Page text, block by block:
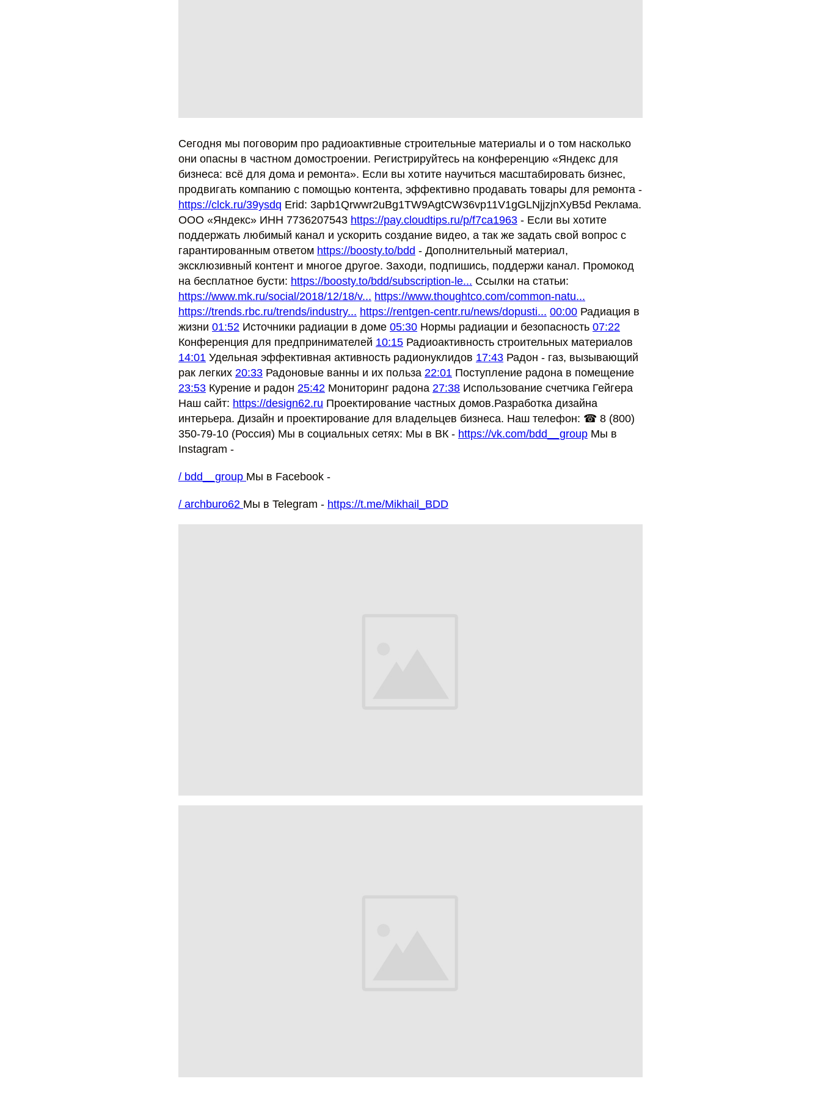
Сегодня мы поговорим про радиоактивные строительные материалы и о том насколько
они опасны в частном домостроении. Регистрируйтесь на конференцию «Яндекс для
бизнеса: всё для дома и ремонта». Если вы хотите научиться масштабировать бизнес,
продвигать компанию с помощью контента, эффективно продавать товары для ремонта -
https://clck.ru/39ysdq Erid: 3apb1Qrwwr2uBg1TW9AgtCW36vp11V1gGLNjjzjnXyB5d Реклама.
ООО «Яндекс» ИНН 7736207543 https://pay.cloudtips.ru/p/f7ca1963 - Если вы хотите
поддержать любимый канал и ускорить создание видео, а так же задать свой вопрос с
гарантированным ответом https://boosty.to/bdd - Дополнительный материал,
эксклюзивный контент и многое другое. Заходи, подпишись, поддержи канал. Промокод
на бесплатное бусти: https://boosty.to/bdd/subscription-le... Ссылки на статьи:
https://www.mk.ru/social/2018/12/18/v... https://www.thoughtco.com/common-natu...
https://trends.rbc.ru/trends/industry... https://rentgen-centr.ru/news/dopusti... 00:00 Радиация в
жизни 01:52 Источники радиации в доме 05:30 Нормы радиации и безопасность 07:22
Конференция для предпринимателей 10:15 Радиоактивность строительных материалов
14:01 Удельная эффективная активность радионуклидов 17:43 Радон - газ, вызывающий
рак легких 20:33 Радоновые ванны и их польза 22:01 Поступление радона в помещение
23:53 Курение и радон 25:42 Мониторинг радона 27:38 Использование счетчика Гейгера
Наш сайт: https://design62.ru Проектирование частных домов.Разработка дизайна
интерьера. Дизайн и проектирование для владельцев бизнеса. Наш телефон: ☎ 8 (800)
350-79-10 (Россия) Мы в социальных сетях: Мы в ВК - https://vk.com/bdd__group Мы в
Instagram -
/ bdd__group Мы в Facebook -
/ archburo62 Мы в Telegram - https://t.me/Mikhail_BDD